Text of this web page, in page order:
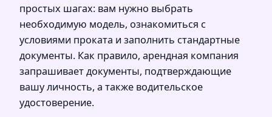
простых шагах: вам нужно выбрать
необходимую модель, ознакомиться с
условиями проката и заполнить стандартные
документы. Как правило, арендная компания
запрашивает документы, подтверждающие
вашу личность, а также водительское
удостоверение.